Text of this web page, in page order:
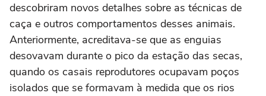
descobriram novos detalhes sobre as técnicas de
caça e outros comportamentos desses animais.
Anteriormente, acreditava-se que as enguias
desovavam durante o pico da estação das secas,
quando os casais reprodutores ocupavam poços
isolados que se formavam à medida que os rios